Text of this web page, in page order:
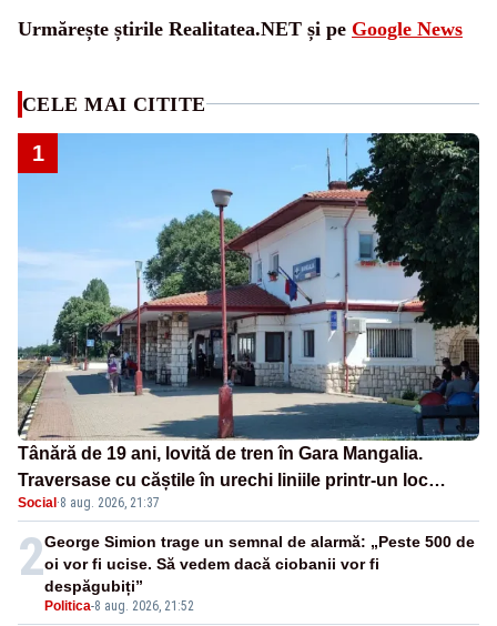
Urmărește știrile Realitatea.NET și pe Google News
CELE MAI CITITE
1
Tânără de 19 ani, lovită de tren în Gara Mangalia.
Traversase cu căștile în urechi liniile printr-un loc
nepermis
Social ·8 aug. 2026, 21:37
2
Politica-8 aug. 2026, 21:52
George Simion trage un semnal de alarmă: „Peste 500 de
oi vor fi ucise. Să vedem dacă ciobanii vor fi
despăgubiți”